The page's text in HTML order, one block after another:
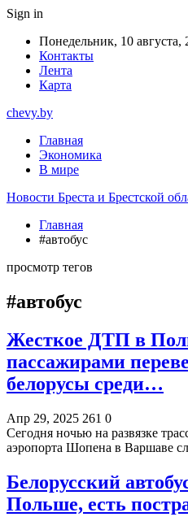
Sign in
Понедельник, 10 августа,
Контакты
Лента
Карта
chevy.by
Главная
Экономика
В мире
Новости Бреста и Брестской
Главная
#автобус
просмотр тегов
#автобус
Жесткое ДТП в
пассажирами
белорусы среди…
Апр 29, 2025 261 0
Сегодня ночью на развязке
аэропорта Шопена в Варшаве
Белорусский
Польше, есть